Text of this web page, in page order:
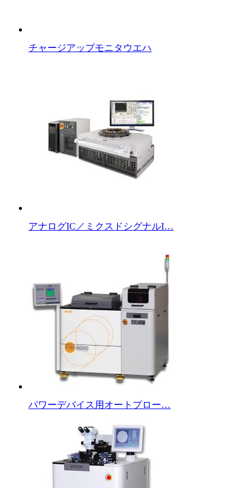
チャージアップモニタウエハ
アナログIC／ミクスドシグナルI…
パワーデバイス用オートプロー…